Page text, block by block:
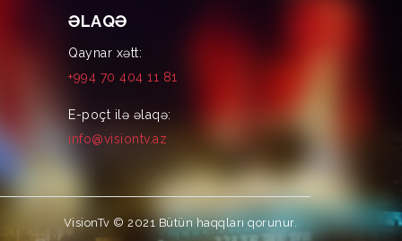
ƏLAQƏ
Qaynar xətt:
+994 70 404 11 81
E-poçt ilə əlaqə:
info@visiontv.az
VisionTv © 2021 Bütün haqqları qorunur.